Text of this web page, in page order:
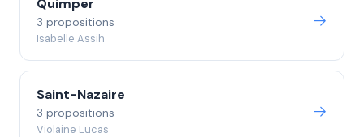
Quimper
3 propositions
Isabelle Assih
Saint-Nazaire
3 propositions
Violaine Lucas